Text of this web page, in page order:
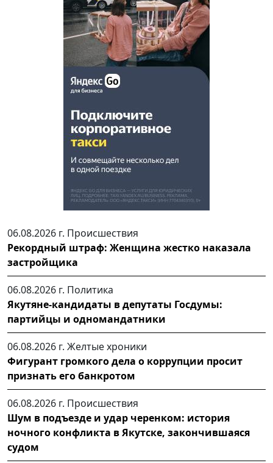
06.08.2026 г. Происшествия
Рекордный штраф: Женщина жестко наказала
застройщика
06.08.2026 г. Политика
Якутяне-кандидаты в депутаты Госдумы:
партийцы и одномандатники
06.08.2026 г. Желтые хроники
Фигурант громкого дела о коррупции просит
признать его банкротом
06.08.2026 г. Происшествия
Шум в подъезде и удар черенком: история
ночного конфликта в Якутске, закончившаяся
судом